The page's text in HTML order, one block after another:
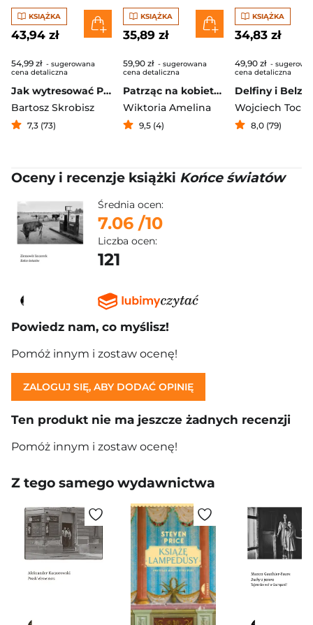
KSIĄŻKA
43,94 zł
54,99 zł - sugerowana
cena detaliczna
Jak wytresować Polaka
Bartosz Skrobisz
7,3 (73)
KSIĄŻKA
35,89 zł
59,90 zł - sugerowana
cena detaliczna
Patrząc na kobiety, patrząc na wojnę. Dziennik wojny i sprawiedliwości
Wiktoria Amelina
9,5 (4)
KSIĄŻKA
34,83 zł
49,90 zł -
cena detaliczna
Delfiny i
Wojciech
8,0 (79)
Oceny i recenzje książki Końce światów
Średnia ocen:
7.06 /10
Liczba ocen:
121
Powiedz nam, co myślisz!
Pomóż innym i zostaw ocenę!
ZALOGUJ SIĘ, ABY DODAĆ OPINIĘ
Ten produkt nie ma jeszcze żadnych recenzji
Pomóż innym i zostaw ocenę!
Z tego samego wydawnictwa